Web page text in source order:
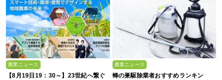
農業ニュース
【8月19日19：30～】23世紀へ繋ぐ
農業ニュース
蜂の巣駆除業者おすすめランキン